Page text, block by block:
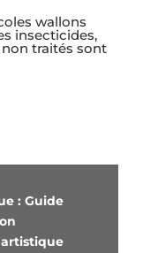
wallons
insecticides,
traités sont
: Guide